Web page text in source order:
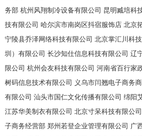
务部 杭州风翔制冷设备有限公司 昆明臧培科
技有限公司 哈尔滨市南岗区抖宿服饰店 北京
宁陵县乔泽网络科技有限公司 北京掌汇川科
圳）有限公司 长沙知仕信息科技有限公司 辽
限公司 杭州会友科技有限公司 河南省百行家
树码信息技术有限公司
义乌市闫翘电子商务
有限公司 汕头市国仁文化传播有限公司 绵阳
江苏华美制衣有限公司 北京寸呆科技有限公司
子商务经营部 郑州若登企业管理有限公司 广